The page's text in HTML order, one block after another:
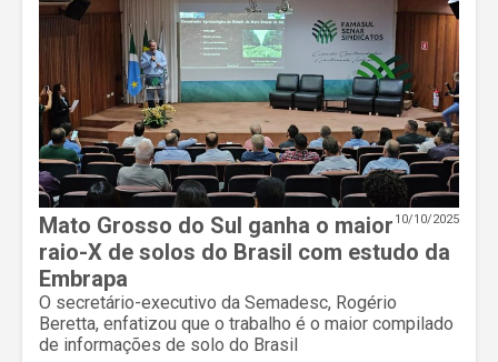
10/10/2025
Mato Grosso do Sul ganha o maior
raio-X de solos do Brasil com estudo da
Embrapa
O secretário-executivo da Semadesc, Rogério
Beretta, enfatizou que o trabalho é o maior compilado
de informações de solo do Brasil